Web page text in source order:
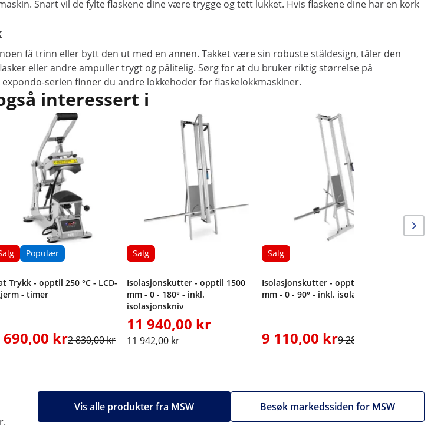
Snart vil de fylte flaskene dine være trygge og tett lukket. Hvis flaskene dine har en kork
få trinn eller bytt den ut med en annen. Takket være sin robuste ståldesign, tåler den
eller andre ampuller trygt og pålitelig. Sørg for at du bruker riktig størrelse på
serien finner du andre lokkehoder for flaskelokkmaskiner.
interessert i
Populær
Trykk - opptil 250 °C - LCD-
- timer
690,00 kr2 830,00 kr
Salg
Isolasjonskutter - opptil 1500
mm - 0 - 180° - inkl.
isolasjonskniv
11 940,00 kr
11 942,00 kr
Salg
Isolasjonskutter - opptil 1500
mm - 0 - 90° - inkl. isolasjonskniv
9 110,00 kr9 286,00 kr
Besøk markedssiden for MSW
Vis alle produkter fra MSW